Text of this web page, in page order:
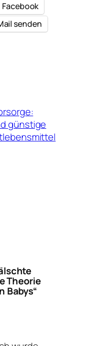
Facebook
senden
günstige
Theorie
Babys“